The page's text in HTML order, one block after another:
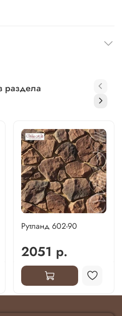
раздела
Рутланд 602-90
2051 р.